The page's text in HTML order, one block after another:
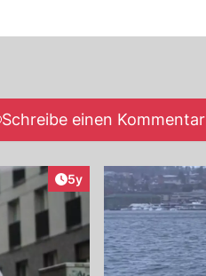
Schreibe einen Kommentar
Artikel veröffentlicht:
5y